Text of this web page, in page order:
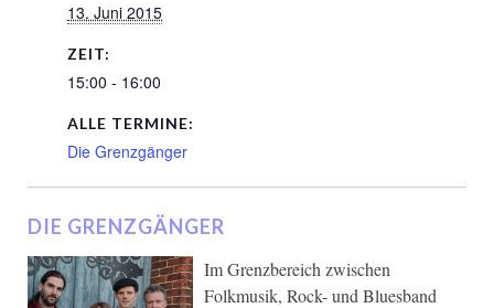
13. Juni 2015
ZEIT:
15:00 - 16:00
ALLE TERMINE:
Die Grenzgänger
DIE GRENZGÄNGER
Im Grenzbereich zwischen
Folkmusik, Rock- und Bluesband